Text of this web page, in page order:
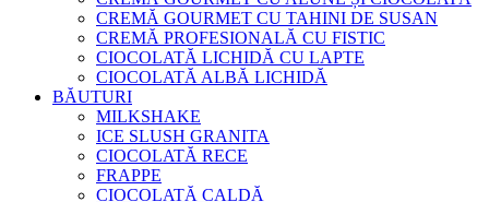
CREMĂ GOURMET CU TAHINI DE SUSAN
CREMĂ PROFESIONALĂ CU FISTIC
CIOCOLATĂ LICHIDĂ CU LAPTE
CIOCOLATĂ ALBĂ LICHIDĂ
BĂUTURI
MILKSHAKE
ICE SLUSH GRANITA
CIOCOLATĂ RECE
FRAPPE
CIOCOLATĂ CALDĂ